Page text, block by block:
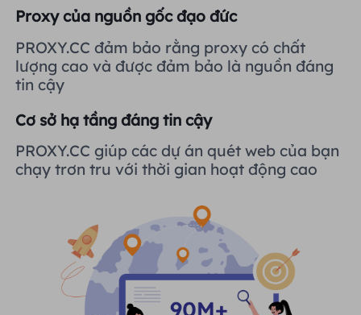
Tích hợp thêm
Proxy của nguồn gốc đạo đức
PROXY.CC đảm bảo rằng proxy có chất
lượng cao và được đảm bảo là nguồn đáng
tin cậy
Cơ sở hạ tầng đáng tin cậy
PROXY.CC giúp các dự án quét web của bạn
chạy trơn tru với thời gian hoạt động cao